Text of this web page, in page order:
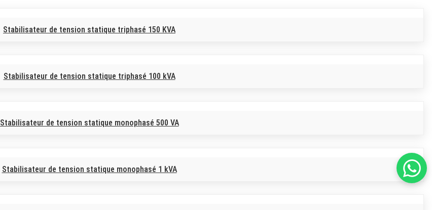
Stabilisateur de tension statique triphasé 150 KVA
Stabilisateur de tension statique triphasé 100 kVA
Stabilisateur de tension statique monophasé 500 VA
Stabilisateur de tension statique monophasé 1 kVA